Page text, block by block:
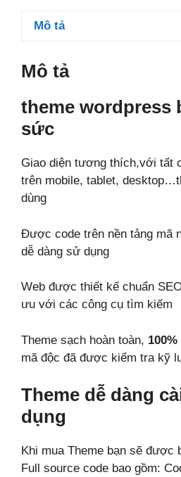
Mô tả
Mô tả
theme wordpress
sức
Giao diện tương thích,với tất
trên mobile, tablet,
dùng
Được code trên nền tảng mã
dễ dàng sử dụng
Web được thiết kế chuẩn
ưu với các công cụ tìm kiếm
Theme sạch hoàn toàn,
mã độc đã được kiểm tra kỹ
Theme dễ dàng
dụng
Khi mua Theme bạn sẽ được
Full source code bao gồm: